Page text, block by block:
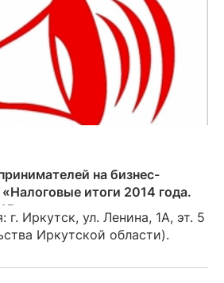
на бизнес-
«Налоговые итоги 2014 года.
году»
г. Иркутск, ул. Ленина, 1А, эт. 5
Иркутской области).